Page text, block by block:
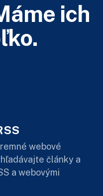
ich
webové
články a
a webovými